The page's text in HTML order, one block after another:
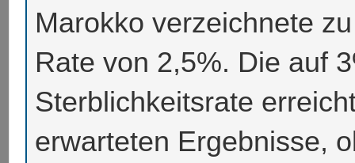
Marokko verzeichnete
Rate von 2,5%. Die auf
Sterblichkeitsrate
erwarteten Ergebnisse,